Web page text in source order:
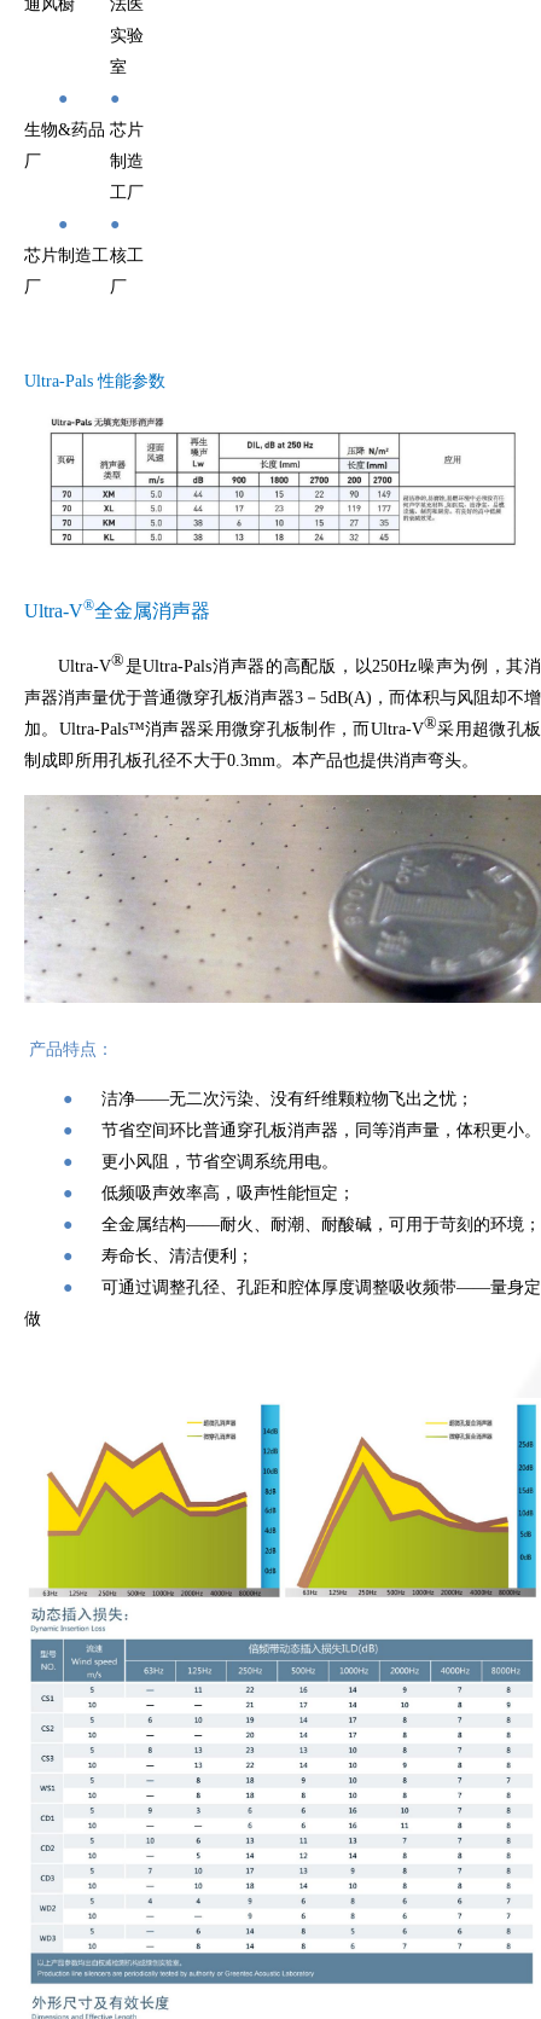
通风橱
法医
实验
室
●
生物&药品
厂
●
芯片
制造
工厂
●
芯片制造工
厂
●
核工
厂
Ultra-Pals性能参数
Ultra-V®全金属消声器
Ultra-V®是Ultra-Pals消声器的高配版，以250Hz噪声为例，其消
声器消声量优于普通微穿孔板消声器3－5dB(A) ，而体积与风阻却不增
加。 Ultra-Pals™消声器采用微穿孔板制作，而 Ultra-V®采用超微孔板
制成即所用孔板孔径不大于0.3mm。本产品也提供消声弯头。
产品特点：
● 洁净——无二次污染、没有纤维颗粒物飞出之忧；
● 节省空间环比普通穿孔板消声器，同等消声量，体积更小。
● 更小风阻，节省空调系统用电。
● 低频吸声效率高，吸声性能恒定；
● 全金属结构——耐火、耐潮、耐酸碱，可用于苛刻的环境；
●
寿命长、清洁便利；
●
可通过调整孔径、孔距和腔体厚度调整吸收频带——量身定
做